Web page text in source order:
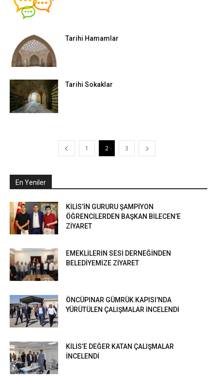
Tarihi Hamamlar
Tarihi Sokaklar
1 2 3
En Yeniler
KİLİS’İN GURURU ŞAMPİYON
ÖĞRENCİLERDEN BAŞKAN BİLECEN’E
ZİYARET
EMEKLİLERİN SESİ DERNEĞİNDEN
BELEDİYEMİZE ZİYARET
ÖNCÜPINAR GÜMRÜK KAPISI’NDA
YÜRÜTÜLEN ÇALIŞMALAR İNCELENDİ
KİLİS’E DEĞER KATAN ÇALIŞMALAR
İNCELENDİ